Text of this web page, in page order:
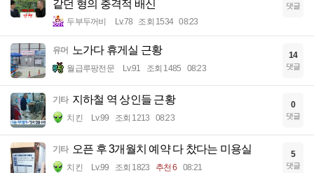
같던 형의 충격적 배신
두부두꺼비 Lv.78 조회 1534 08:23
댓글
유머 노가다 휴게실 근황
월급루팡전문 Lv.91 조회 1485 08:23
14
댓글
기타 지하철 역 상인들 근황
치킨 Lv.99 조회 1213 08:23
0
댓글
기타 오픈 후 3개월치 예약 다 찼다는 미용실
치킨 Lv.99 조회 1823 추천 6 08:21
5
댓글